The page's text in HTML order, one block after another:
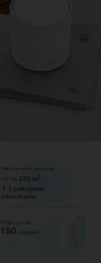
Nieprzerwane pokrycie
WiFi do 230 m2
1-3 pokojowe
mieszkania
Połącz ponad
150 urządzeń